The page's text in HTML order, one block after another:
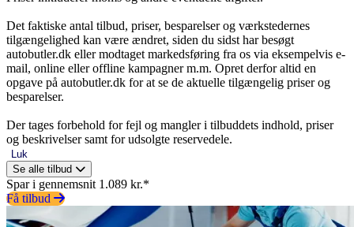
Det faktiske antal tilbud, priser, besparelser og værkstedernes
tilgængelighed kan være ændret, siden du sidst har besøgt
autobutler.dk eller modtaget markedsføring fra os via eksempelvis e-
mail, online eller offline kampagner m.m. Opret derfor altid en
opgave på autobutler.dk for at se de aktuelle tilgængelig priser og
besparelser.
Der tages forbehold for fejl og mangler i tilbuddets indhold, priser
og beskrivelser samt for udsolgte reservedele.
Luk
Se alle tilbud
Spar i gennemsnit 1.089 kr.*
Få tilbud